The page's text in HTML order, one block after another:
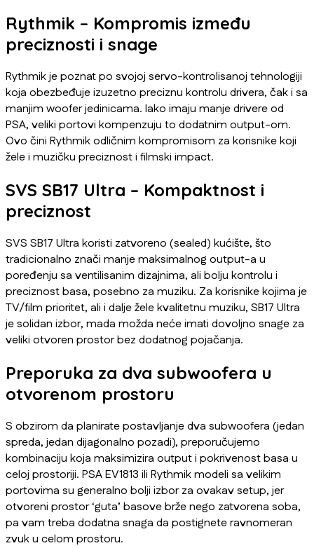
Rythmik – Kompromis između
preciznosti i snage
Rythmik je poznat po svojoj servo-kontrolisanoj tehnologiji
koja obezbeđuje izuzetno preciznu kontrolu drivera, čak i sa
manjim woofer jedinicama. Iako imaju manje drivere od
PSA, veliki portovi kompenzuju to dodatnim output-om.
Ovo čini Rythmik odličnim kompromisom za korisnike koji
žele i muzičku preciznost i filmski impact.
SVS SB17 Ultra – Kompaktnost i
preciznost
SVS SB17 Ultra koristi zatvoreno (sealed) kućište, što
tradicionalno znači manje maksimalnog output-a u
poređenju sa ventilisanim dizajnima, ali bolju kontrolu i
preciznost basa, posebno za muziku. Za korisnike kojima je
TV/film prioritet, ali i dalje žele kvalitetnu muziku, SB17 Ultra
je solidan izbor, mada možda neće imati dovoljno snage za
veliki otvoren prostor bez dodatnog pojačanja.
Preporuka za dva subwoofera u
otvorenom prostoru
S obzirom da planirate postavljanje dva subwoofera (jedan
spreda, jedan dijagonalno pozadi), preporučujemo
kombinaciju koja maksimizira output i pokrivenost basa u
celoj prostoriji. PSA EV1813 ili Rythmik modeli sa velikim
portovima su generalno bolji izbor za ovakav setup, jer
otvoreni prostor ‘guta’ basove brže nego zatvorena soba,
pa vam treba dodatna snaga da postignete ravnomeran
zvuk u celom prostoru.